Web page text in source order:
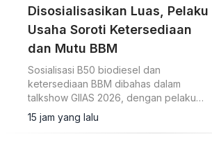
Disosialisasikan Luas, Pelaku
Usaha Soroti Ketersediaan
dan Mutu BBM
Sosialisasi B50 biodiesel dan
ketersediaan BBM dibahas dalam
talkshow GIIAS 2026, dengan pelaku
usaha menekankan distribusi dan kualitas
bahan bakar.
15 jam yang lalu